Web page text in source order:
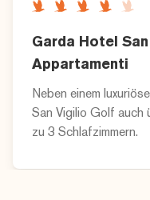
Garda Hotel
Appartamenti
Neben einem
San Vigilio Golf auch
zu 3 Schlafzimmern.